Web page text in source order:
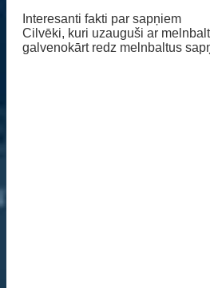
Interesanti fakti par sapņiem
Cilvēki, kuri uzauguši ar
galvenokārt redz melnbaltus